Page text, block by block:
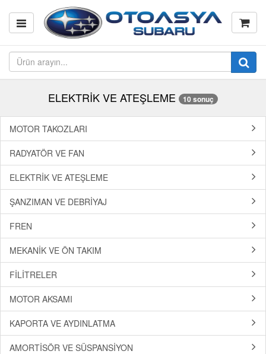
ELEKTRİK VE ATEŞLEME 10 sonuç
MOTOR TAKOZLARI
RADYATÖR VE FAN
ELEKTRİK VE ATEŞLEME
ŞANZIMAN VE DEBRİYAJ
FREN
MEKANİK VE ÖN TAKIM
FİLİTRELER
MOTOR AKSAMI
KAPORTA VE AYDINLATMA
AMORTİSÖR VE SÜSPANSİYON